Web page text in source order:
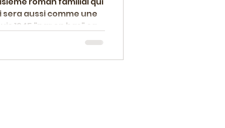
Polar
aussi comme une
1945 "par en bas" car
petites gens